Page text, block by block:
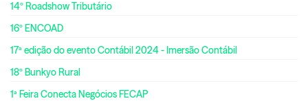
14º Roadshow Tributário
16º ENCOAD
17ª edição do evento Contábil 2024 - Imersão Contábil
18º Bunkyo Rural
1ª Feira Conecta Negócios FECAP